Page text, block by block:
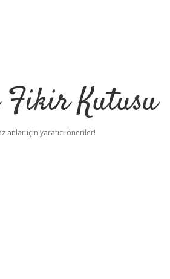
Kutusu
anlar için yaratıcı öneriler!